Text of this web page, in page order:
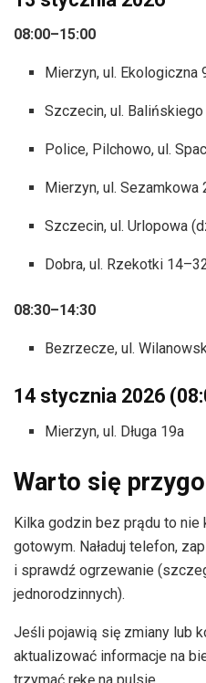
08:00–15:00
Mierzyn, ul.
Szczecin, ul.
Police, Pilchowo, ul.
Mierzyn, ul. Sezamkowa
Szczecin, ul. Urlopowa
Dobra, ul. Rzekotki
08:30–14:30
Bezrzecze, ul.
14 stycznia 2026
Mierzyn, ul. Długa 19a
Warto się
Kilka godzin bez prądu to
gotowym. Naładuj telefon,
i sprawdź ogrzewanie
jednorodzinnych).
Jeśli pojawią się zmiany lub
aktualizować informacje na